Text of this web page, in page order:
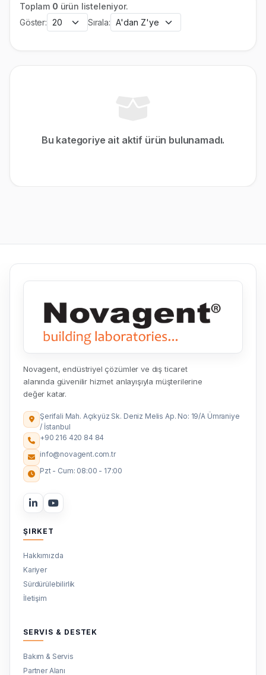
Toplam 0 ürün listeleniyor.
Göster:
Sırala:
Bu kategoriye ait aktif ürün bulunamadı.
Novagent, endüstriyel çözümler ve dış ticaret
alanında güvenilir hizmet anlayışıyla müşterilerine
değer katar.
Şerifali Mah. Açıkyüz Sk. Deniz Melis Ap. No: 19/A Ümraniye
/ İstanbul
+90 216 420 84 84
info@novagent.com.tr
Pzt - Cum: 08:00 - 17:00
ŞIRKET
Hakkımızda
Kariyer
Sürdürülebilirlik
İletişim
SERVIS & DESTEK
Bakım & Servis
Partner Alanı